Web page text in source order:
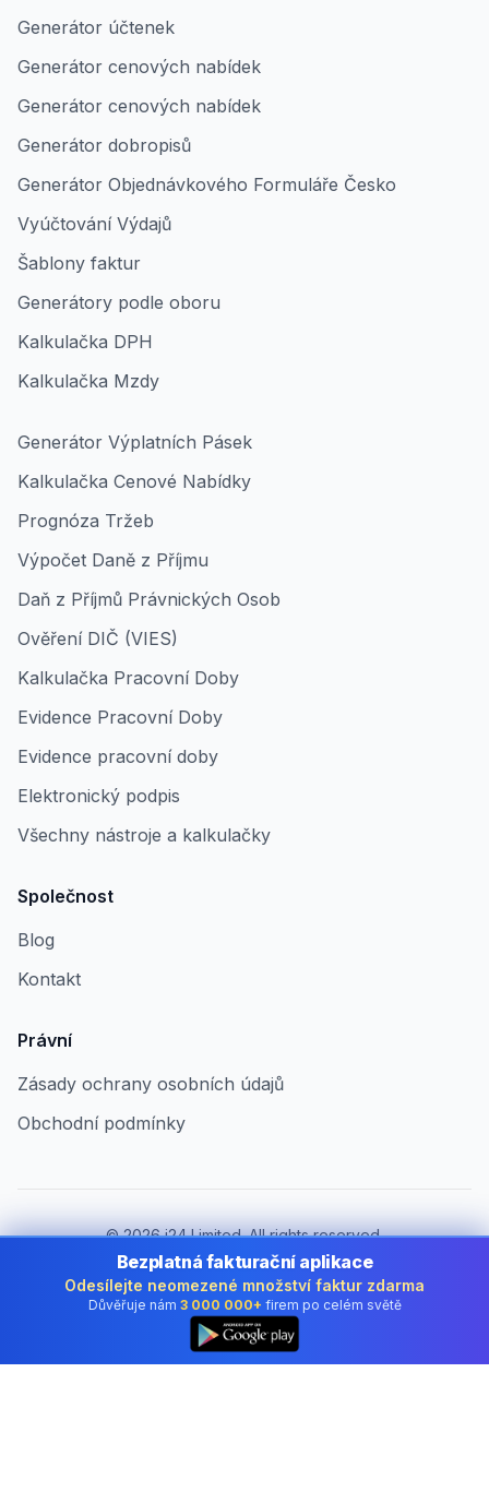
Generátor účtenek
Generátor cenových nabídek
Generátor cenových nabídek
Generátor dobropisů
Generátor Objednávkového Formuláře Česko
Vyúčtování Výdajů
Šablony faktur
Generátory podle oboru
Kalkulačka DPH
Kalkulačka Mzdy
Generátor Výplatních Pásek
Kalkulačka Cenové Nabídky
Prognóza Tržeb
Výpočet Daně z Příjmu
Daň z Příjmů Právnických Osob
Ověření DIČ (VIES)
Kalkulačka Pracovní Doby
Evidence Pracovní Doby
Evidence pracovní doby
Elektronický podpis
Všechny nástroje a kalkulačky
Společnost
Blog
Kontakt
Právní
Zásady ochrany osobních údajů
Obchodní podmínky
©2026i24 Limited. All rights reserved.
Pro firmy v Czech Republic
Změnit zemi:
Czech Republic
Bezplatná fakturační aplikace
Odesílejte neomezené množství faktur zdarma
Důvěřuje nám 3 000 000+ firem po celém světě